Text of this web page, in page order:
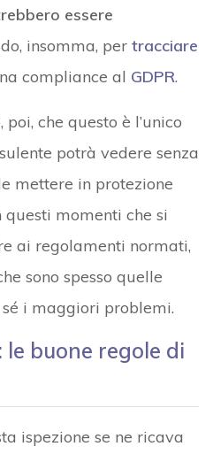
essere
insomma, per tracciare
compliance al GDPR.
che questo è l’unico
potrà vedere senza
mettere in protezione
momenti che si
ai regolamenti normati,
sono spesso quelle
i maggiori problemi.
buone regole di
ispezione se ne ricava